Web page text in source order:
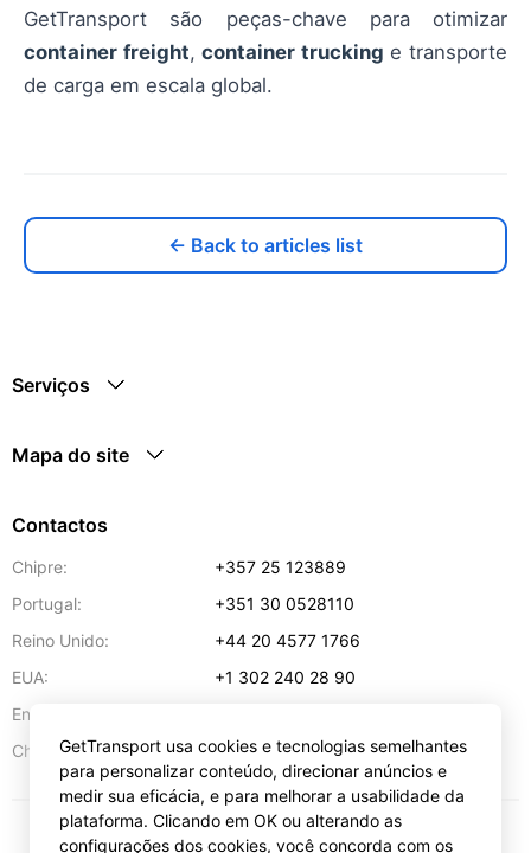
GetTransport são peças-chave para otimizar
container freight,container trucking e transporte
de carga em escala global.
← Back to articles list
Serviços
Mapa do site
Contactos
Chipre:
+357 25 123889
Portugal:
+351 30 0528110
Reino Unido:
+44 20 4577 1766
EUA:
+1 302 240 28 90
Endereço de e-mail:
Chipre:
57 Spyrou Kyprianou,Lárnaca 6051
GetTransport usa cookies e tecnologias semelhantes
para personalizar conteúdo, direcionar anúncios e
medir sua eficácia, e para melhorar a usabilidade da
plataforma. Clicando em OK ou alterando as
configurações dos cookies, você concorda com os